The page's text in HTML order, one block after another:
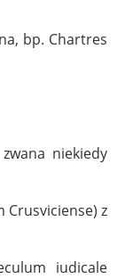
bp. Chartres
niekiedy
Crusviciense) z
iudicale